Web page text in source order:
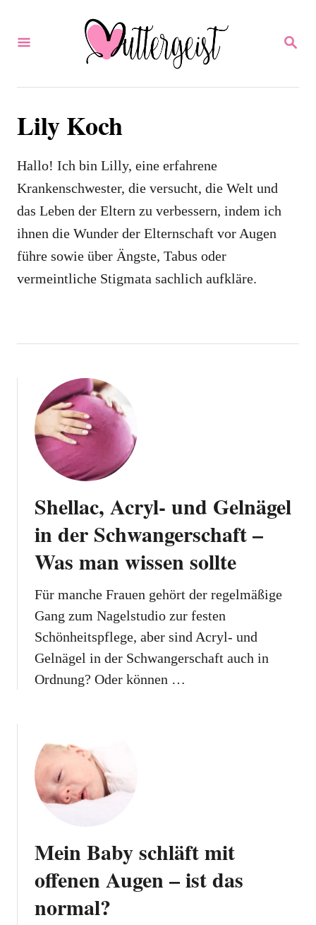
S
Lily Koch
Hallo! Ich bin Lilly, eine erfahrene
Krankenschwester, die versucht, die Welt und
das Leben der Eltern zu verbessern, indem ich
ihnen die Wunder der Elternschaft vor Augen
führe sowie über Ängste, Tabus oder
vermeintliche Stigmata sachlich aufkläre.
Shellac, Acryl- und Gelnägel
in der Schwangerschaft –
Was man wissen sollte
Für manche Frauen gehört der regelmäßige
Gang zum Nagelstudio zur festen
Schönheitspflege, aber sind Acryl- und
Gelnägel in der Schwangerschaft auch in
Ordnung? Oder können …
Mein Baby schläft mit
offenen Augen – ist das
normal?